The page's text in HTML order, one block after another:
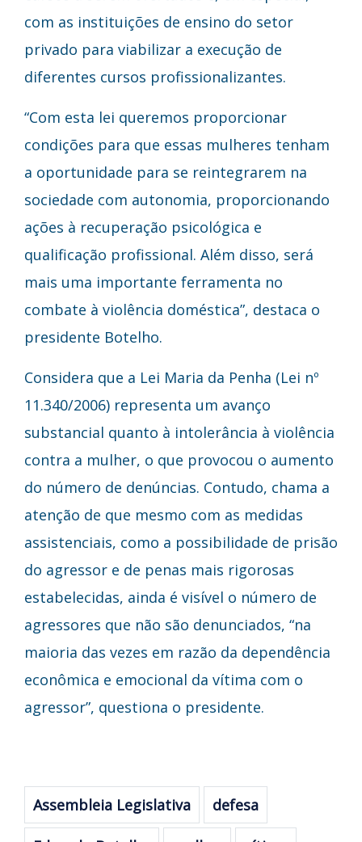
com as instituições de ensino do setor
privado para viabilizar a execução de
diferentes cursos profissionalizantes.
“Com esta lei queremos proporcionar
condições para que essas mulheres tenham
a oportunidade para se reintegrarem na
sociedade com autonomia, proporcionando
ações à recuperação psicológica e
qualificação profissional. Além disso, será
mais uma importante ferramenta no
combate à violência doméstica”, destaca o
presidente Botelho.
Considera que a Lei Maria da Penha (Lei nº
11.340/2006) representa um avanço
substancial quanto à intolerância à violência
contra a mulher, o que provocou o aumento
do número de denúncias. Contudo, chama a
atenção de que mesmo com as medidas
assistenciais, como a possibilidade de prisão
do agressor e de penas mais rigorosas
estabelecidas, ainda é visível o número de
agressores que não são denunciados, “na
maioria das vezes em razão da dependência
econômica e emocional da vítima com o
agressor”, questiona o presidente.
Assembleia Legislativa defesa